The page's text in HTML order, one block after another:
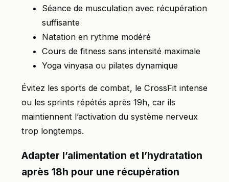
Séance de musculation avec récupération
suffisante
Natation en rythme modéré
Cours de fitness sans intensité maximale
Yoga vinyasa ou pilates dynamique
Évitez les sports de combat, le CrossFit intense
ou les sprints répétés après 19h, car ils
maintiennent l’activation du système nerveux
trop longtemps.
Adapter l’alimentation et l’hydratation
après 18h pour une récupération